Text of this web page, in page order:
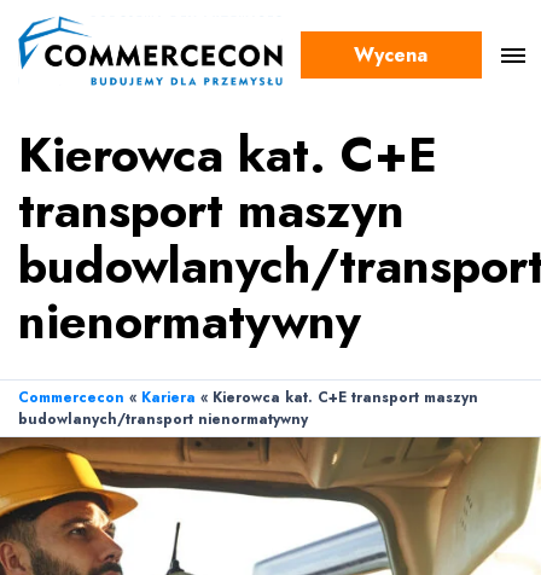
Wycena
Kierowca kat. C+E
transport maszyn
budowlanych/
nienormatywny
Commercecon « Kariera « Kierowca kat. C+E transport maszyn
budowlanych/transport nienormatywny